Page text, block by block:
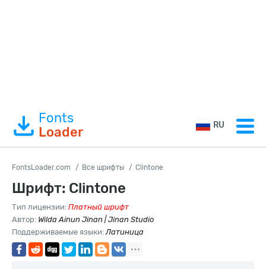
Fonts
Loader
RU
FontsLoader.com Все шрифты Clintone
Шрифт: Clintone
Тип лицензии: Платный шрифт
Автор: Wilda Ainun Jinan | Jinan Studio
Поддерживаемые языки:Латиница